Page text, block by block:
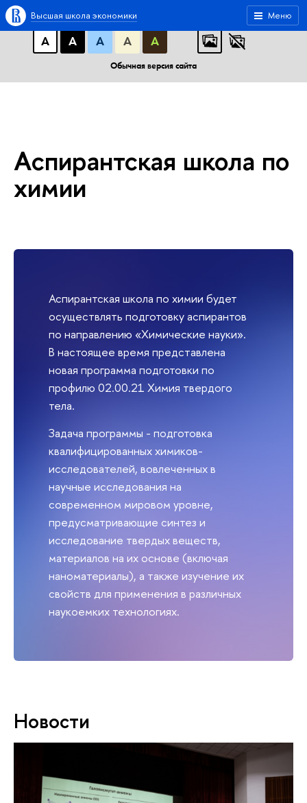
A A A АБB
АБB
А
А А А А
Обычная версия сайта
Меню
Высшая школа экономики
Аспирантская школа по
химии
Аспирантская школа по химии будет
осуществлять подготовку аспирантов
по направлению «Химические науки».
В настоящее время представлена
новая программа подготовки по
профилю 02.00.21 Химия твердого
тела.
Задача программы - подготовка
квалифицированных химиков-
исследователей, вовлеченных в
научные исследования на
современном мировом уровне,
предусматривающие синтез и
исследование твердых веществ,
материалов на их основе (включая
наноматериалы), а также изучение их
свойств для применения в различных
наукоемких технологиях.
Новости